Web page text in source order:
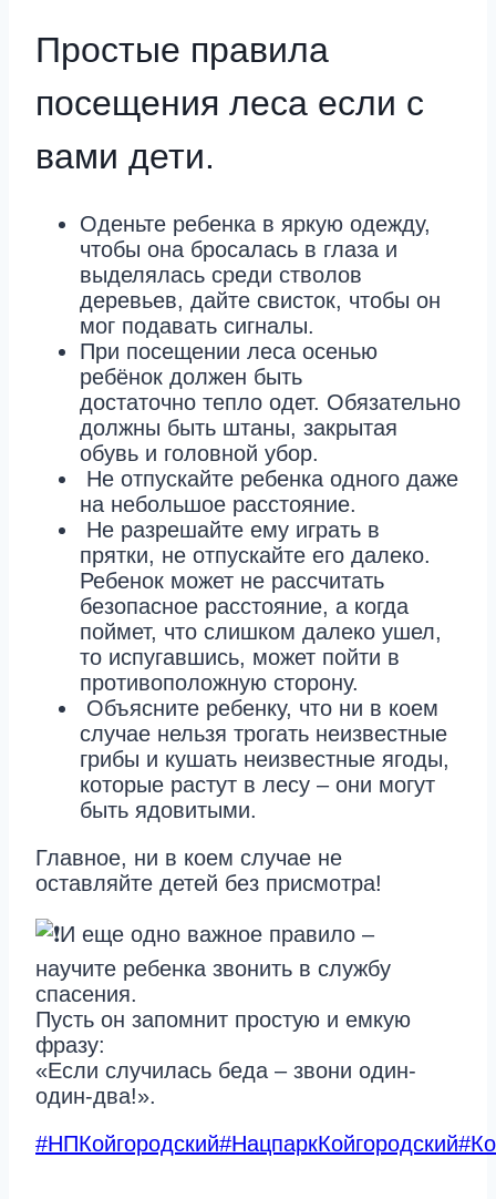
Простые правила
посещения леса если с
вами дети.
Оденьте ребенка в яркую одежду,
чтобы она бросалась в глаза и
выделялась среди стволов
деревьев, дайте свисток, чтобы он
мог подавать сигналы.
При посещении леса осенью
ребёнок должен быть
достаточно тепло одет. Обязательно
должны быть штаны, закрытая
обувь и головной убор.
Не отпускайте ребенка одного даже
на небольшое расстояние.
Не разрешайте ему играть в
прятки, не отпускайте его далеко.
Ребенок может не рассчитать
безопасное расстояние, а когда
поймет, что слишком далеко ушел,
то испугавшись, может пойти в
противоположную сторону.
Объясните ребенку, что ни в коем
случае нельзя трогать неизвестные
грибы и кушать неизвестные ягоды,
которые растут в лесу – они могут
быть ядовитыми.
Главное, ни в коем случае не
оставляйте детей без присмотра!
И еще одно важное правило –
научите ребенка звонить в службу
спасения.
Пусть он запомнит простую и емкую
фразу:
«Если случилась беда – звони один-
один-два!».
#НПКойгородский#НацпаркКойгородский